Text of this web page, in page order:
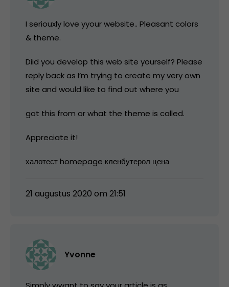
I seriouxly love yyour website.. Pleasant colors
& theme.
Diid you develop this web site yourself? Please
reply back as I’m trying to create my very own
site and would like to find out where you
got this from or what the theme is called.
Appreciate it!
халотест homepage кленбутерол цена
21 augustus 2020 om 21:51
Yvonne